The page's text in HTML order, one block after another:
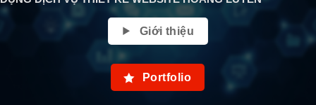
Giới thiệu
Portfolio